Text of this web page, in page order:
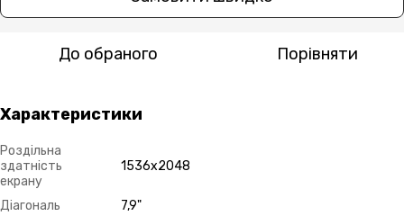
До обраного Порівняти
Характеристики
Роздільна
здатність
екрану
1536х2048
Діагональ
7,9"